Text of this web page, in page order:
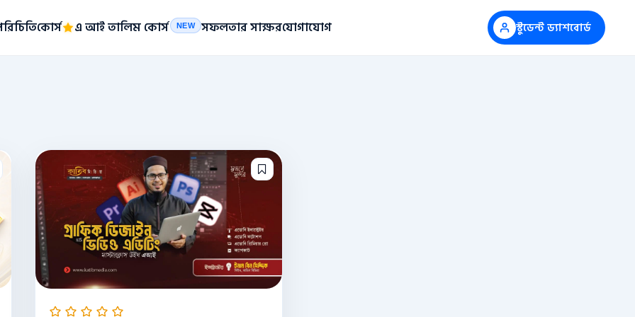
কোর্স এ আই তালিম কোর্স NEW সফলতার সাক্ষরযোগাযোগ স্টুডেন্ট ড্যাশবোর্ড
Original
price
was:
5,500৳ .
Current
price
is:
4,500৳ .